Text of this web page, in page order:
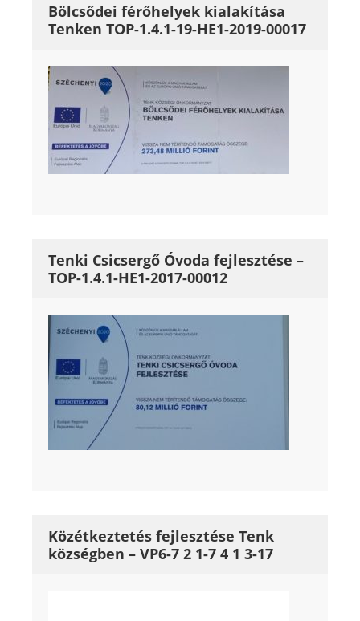
Bölcsődei férőhelyek kialakítása
Tenken TOP-1.4.1-19-HE1-2019-00017
Tenki Csicsergő Óvoda fejlesztése –
TOP-1.4.1-HE1-2017-00012
Közétkeztetés fejlesztése Tenk
községben – VP6-7 2 1-7 4 1 3-17